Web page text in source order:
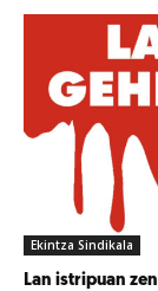
Ekintza Sindikala
Lan istripuan